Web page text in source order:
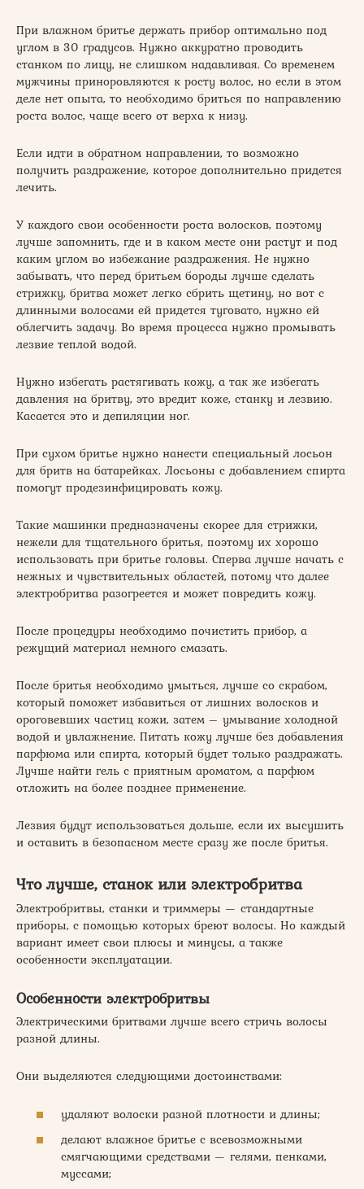
При влажном бритье держать прибор оптимально под
углом в 30 градусов. Нужно аккуратно проводить
станком по лицу, не слишком надавливая. Со временем
мужчины приноровляются к росту волос, но если в этом
деле нет опыта, то необходимо бриться по направлению
роста волос, чаще всего от верха к низу.
Если идти в обратном направлении, то возможно
получить раздражение, которое дополнительно придется
лечить.
У каждого свои особенности роста волосков, поэтому
лучше запомнить, где и в каком месте они растут и под
каким углом во избежание раздражения. Не нужно
забывать, что перед бритьем бороды лучше сделать
стрижку, бритва может легко сбрить щетину, но вот с
длинными волосами ей придется туговато, нужно ей
облегчить задачу. Во время процесса нужно промывать
лезвие теплой водой.
Нужно избегать растягивать кожу, а так же избегать
давления на бритву, это вредит коже, станку и лезвию.
Касается это и депиляции ног.
При сухом бритье нужно нанести специальный лосьон
для бритв на батарейках. Лосьоны с добавлением спирта
помогут продезинфицировать кожу.
Такие машинки предназначены скорее для стрижки,
нежели для тщательного бритья, поэтому их хорошо
использовать при бритье головы. Сперва лучше начать с
нежных и чувствительных областей, потому что далее
электробритва разогреется и может повредить кожу.
После процедуры необходимо почистить прибор, а
режущий материал немного смазать.
После бритья необходимо умыться, лучше со скрабом,
который поможет избавиться от лишних волосков и
ороговевших частиц кожи, затем – умывание холодной
водой и увлажнение. Питать кожу лучше без добавления
парфюма или спирта, который будет только раздражать.
Лучше найти гель с приятным ароматом, а парфюм
отложить на более позднее применение.
Лезвия будут использоваться дольше, если их высушить
и оставить в безопасном месте сразу же после бритья.
Что лучше, станок или электробритва
Электробритвы, станки и триммеры — стандартные
приборы, с помощью которых бреют волосы. Но каждый
вариант имеет свои плюсы и минусы, а также
особенности эксплуатации.
Особенности электробритвы
Электрическими бритвами лучше всего стричь волосы
разной длины.
Они выделяются следующими достоинствами:
удаляют волоски разной плотности и длины;
делают влажное бритье с всевозможными
смягчающими средствами — гелями, пенками,
муссами;